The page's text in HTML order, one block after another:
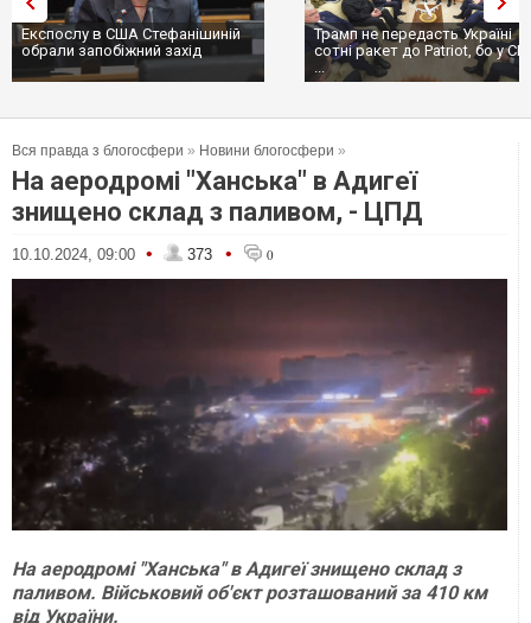
Експослу в США Стефанішиній
обрали запобіжний захід
Трамп не передасть Україні
сотні ракет до Patriot, бо у
...
Вся правда з блогосфери » Новини блогосфери »
На аеродромі "Ханська" в Адигеї
знищено склад з паливом, - ЦПД
10.10.2024, 09:00 • 373 • 0
На аеродромі "Ханська" в Адигеї знищено склад з
паливом. Військовий об'єкт розташований за 410 км
від України.